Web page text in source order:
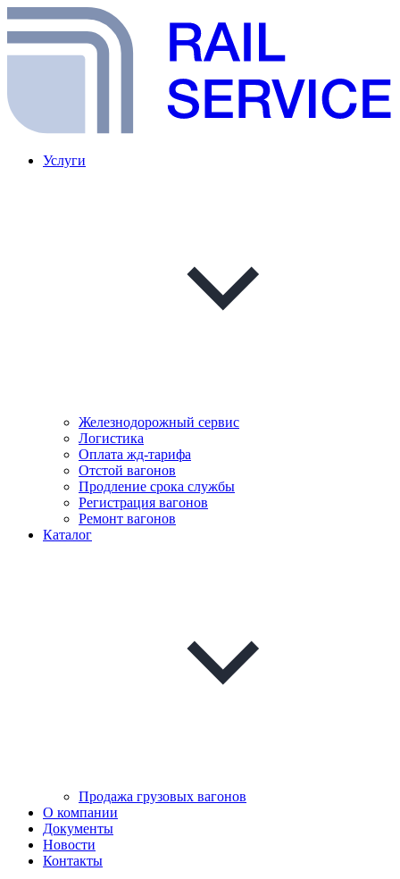
Услуги
Железнодорожный сервис
Логистика
Оплата жд-тарифа
Отстой вагонов
Продление срока службы
Регистрация вагонов
Ремонт вагонов
Каталог
Продажа грузовых вагонов
О компании
Документы
Новости
Контакты